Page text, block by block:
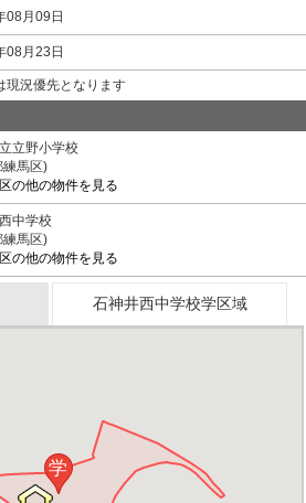
08月09日
08月23日
況優先となります
立野小学校
練馬区)
の他の物件を見る
中学校
練馬区)
の他の物件を見る
石神井西中学校学区域
学